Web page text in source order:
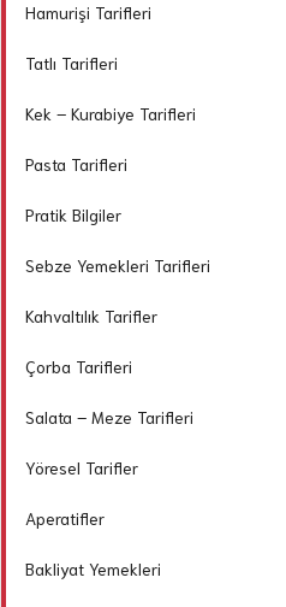
Hamurişi Tarifleri
Tatlı Tarifleri
Kek – Kurabiye Tarifleri
Pasta Tarifleri
Pratik Bilgiler
Sebze Yemekleri Tarifleri
Kahvaltılık Tarifler
Çorba Tarifleri
Salata – Meze Tarifleri
Yöresel Tarifler
Aperatifler
Bakliyat Yemekleri